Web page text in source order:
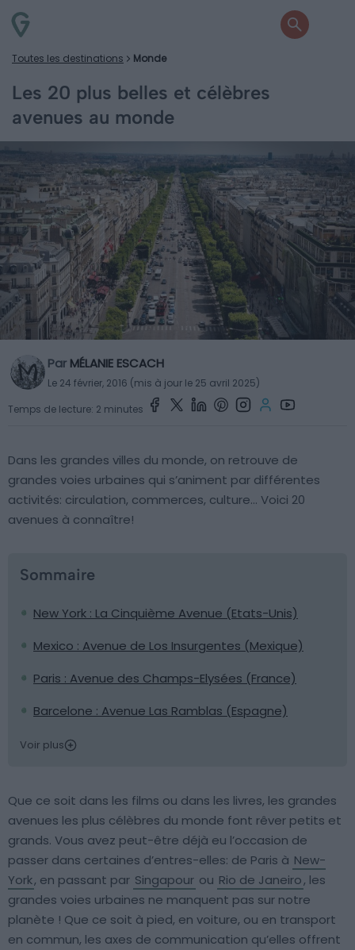
Toutes les destinations Monde
Les 20 plus belles et célèbres
avenues au monde
Par MÉLANIE ESCACH
Le 24 février, 2016 (mis à jour le 25 avril 2025)
Temps de lecture: 2 minutes
Dans les grandes villes du monde, on retrouve de
grandes voies urbaines qui s’animent par différentes
activités: circulation, commerces, culture… Voici 20
avenues à connaître!
Sommaire
New York : La Cinquième Avenue (Etats-Unis)
Mexico : Avenue de Los Insurgentes (Mexique)
Paris : Avenue des Champs-Elysées (France)
Barcelone : Avenue Las Ramblas (Espagne)
Voir plus
Que ce soit dans les films ou dans les livres, les grandes
avenues les plus célèbres du monde font rêver petits et
grands. Vous avez peut-être déjà eu l’occasion de
passer dans certaines d’entres-elles: de Paris à New-
York, en passant par Singapour ou Rio de Janeiro, les
grandes voies urbaines ne manquent pas sur notre
planète ! Que ce soit à pied, en voiture, ou en transport
en commun, les axes de communication qu’elles offrent